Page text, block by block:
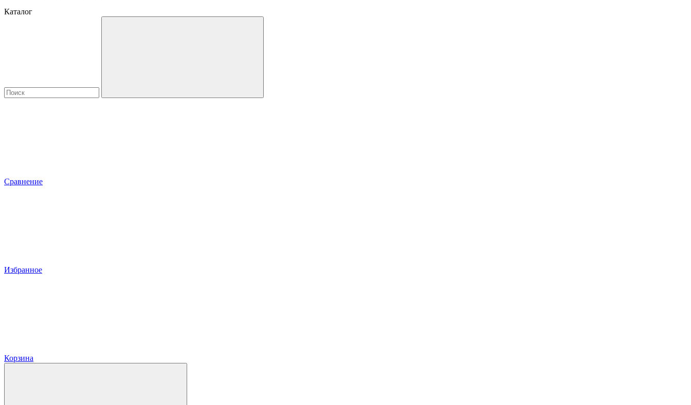
Каталог
Сравнение
Избранное
Корзина